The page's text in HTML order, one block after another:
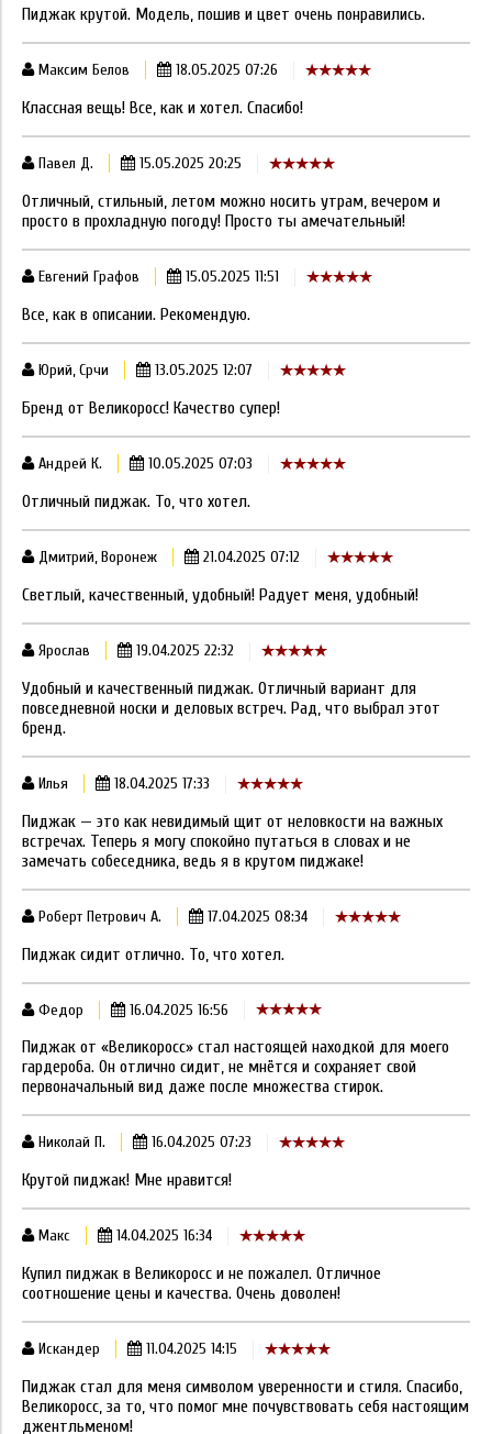
Пиджак крутой. Модель, пошив и цвет очень понравились.
Максим Белов 18.05.2025 07:26
Классная вещь! Все, как и хотел. Спасибо!
Павел Д. 15.05.2025 20:25
Отличный, стильный, летом можно носить утрам, вечером и
просто в прохладную погоду! Просто ты амечательный!
Евгений Графов 15.05.2025 11:51
Все, как в описании. Рекомендую.
Юрий, Срчи 13.05.2025 12:07
Бренд от Великоросс! Качество супер!
Андрей К. 10.05.2025 07:03
Отличный пиджак. То, что хотел.
Дмитрий, Воронеж 21.04.2025 07:12
Светлый, качественный, удобный! Радует меня, удобный!
Ярослав 19.04.2025 22:32
Удобный и качественный пиджак. Отличный вариант для
повседневной носки и деловых встреч. Рад, что выбрал этот
бренд.
Илья 18.04.2025 17:33
Пиджак — это как невидимый щит от неловкости на важных
встречах. Теперь я могу спокойно путаться в словах и не
замечать собеседника, ведь я в крутом пиджаке!
Роберт Петрович А. 17.04.2025 08:34
Пиджак сидит отлично. То, что хотел.
Федор 16.04.2025 16:56
Пиджак от «Великоросс» стал настоящей находкой для моего
гардероба. Он отлично сидит, не мнётся и сохраняет свой
первоначальный вид даже после множества стирок.
Николай П. 16.04.2025 07:23
Крутой пиджак! Мне нравится!
Макс 14.04.2025 16:34
Купил пиджак в Великоросс и не пожалел. Отличное
соотношение цены и качества. Очень доволен!
Искандер 11.04.2025 14:15
Пиджак стал для меня символом уверенности и стиля. Спасибо,
Великоросс, за то, что помог мне почувствовать себя настоящим
джентльменом!